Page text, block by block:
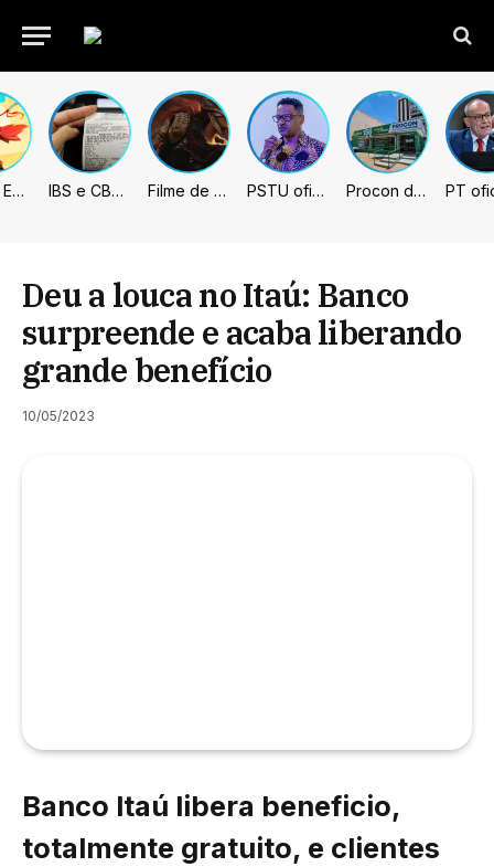
Fading Echo – Review IBS e CBS necessitarão constar nas notas fiscais com início desta 2ª. Entenda Filme de Elden Ring tem gravações concluídas, mas ainda fica longe do lançamento PSTU oficializa Hertz Dias como candidato à Presidência da República Procon de Sumaré promove mutirão de renegociação de dívidas com bancos, empresas e concessionárias
Deu a louca no Itaú: Banco
surpreende e acaba liberando
grande benefício
10/05/2023
Banco Itaú libera beneficio,
totalmente gratuito, e clientes